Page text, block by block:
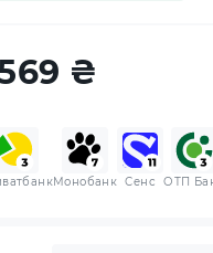
₴
Монобанк Сенс ОТП